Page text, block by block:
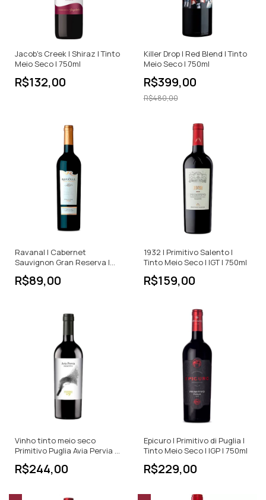
Jacob's Creek | Shiraz | Tinto
Meio Seco | 750ml
R$132,00
Killer Drop | Red Blend | Tinto
Meio Seco | 750ml
R$399,00
R$480,00
Ravanal | Cabernet
Sauvignon Gran Reserva |
Tinto Meio Seco | 750ml
R$89,00
1932 | Primitivo Salento |
Tinto Meio Seco | IGT | 750ml
R$159,00
Vinho tinto meio seco
Primitivo Puglia Avia Pervia -
R$244,00
Epicuro | Primitivo di Puglia |
Tinto Meio Seco | IGP | 750ml
R$229,00